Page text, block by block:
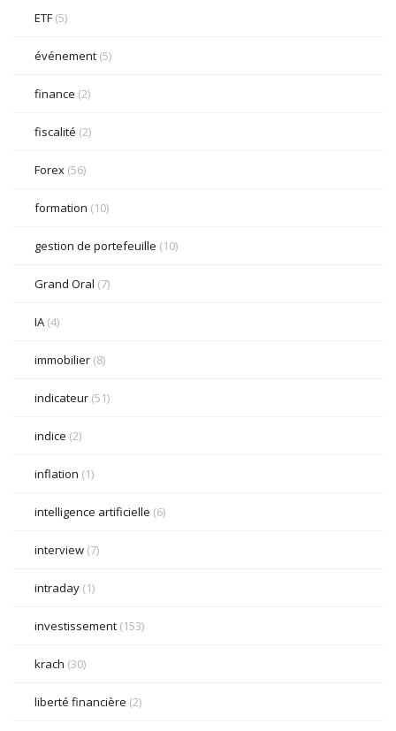
ETF (5)
événement (5)
finance (2)
fiscalité (2)
Forex (56)
formation (10)
gestion de portefeuille (10)
Grand Oral (7)
IA (4)
immobilier (8)
indicateur (51)
indice (2)
inflation (1)
intelligence artificielle (6)
interview (7)
intraday (1)
investissement (153)
krach (30)
liberté financière (2)